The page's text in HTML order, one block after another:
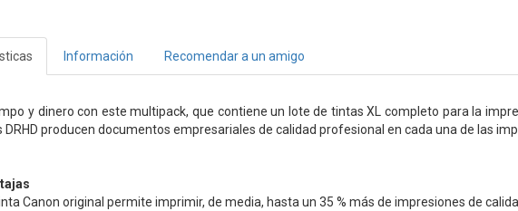
Información Recomendar a un amigo
y dinero con este multipack, que contiene un lote de tintas XL completo para la
producen documentos empresariales de calidad profesional en cada una de las
Canon original permite imprimir, de media, hasta un 35 % más de impresiones de